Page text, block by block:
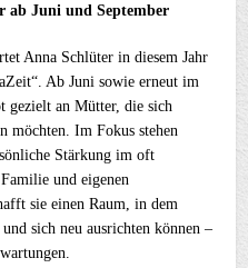
ab Juni und September
Anna Schlüter in diesem Jahr
Ab Juni sowie erneut im
gezielt an Mütter, die sich
möchten. Im Fokus stehen
Stärkung im oft
und eigenen
sie einen Raum, in dem
sich neu ausrichten können –